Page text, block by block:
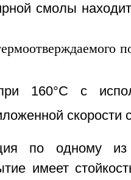
смолы
160°C с
скорости
по одному
имеет